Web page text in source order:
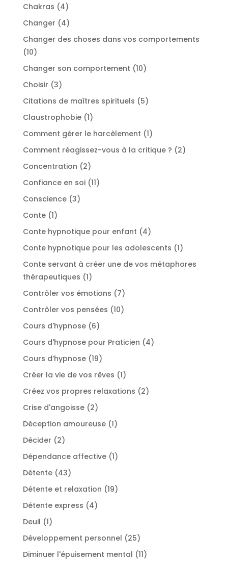
Chakras 44
produits
Changer 44
produits
Changer des choses dans vos comportements
1010
Changer son comportement 1010
Choisir 33
produits
Citations de maîtres spirituels 55
Claustrophobie 11
produit
Comment gérer le harcèlement 11
produit
Comment réagissez-vous à la critique ? 22
Concentration 22
produits
Confiance en soi 1111
Conscience 33
Conte 11
produit
Conte hypnotique pour enfant 44
produits
Conte hypnotique pour les adolescents 11
Conte servant à créer une de vos métaphores
thérapeutiques 11
produit
Contrôler vos émotions 77
produits
Contrôler vos pensées 1010
Cours d'hypnose 66
produits
Cours d'hypnose pour Praticien 44
Cours d’hypnose 1919
produits
Créer la vie de vos rêves 11
produit
Créez vos propres relaxations 22
Crise d'angoisse 22
produits
Déception amoureuse 11
Décider 22
produits
Dépendance affective 11
Détente 4343
produits
Détente et relaxation 1919
Détente express 44
Deuil 11
Développement personnel 2525
produits
Diminuer l'épuisement mental 1111